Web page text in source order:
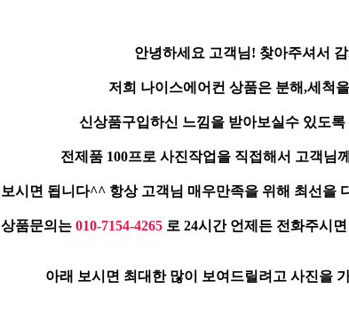
안녕하세요 고객님! 찾아주셔서
저희 나이스에어컨 상품은 분해,세척
신상품구입하신 느낌을 받아보실수 있도
전제품 100프로 사진작업을 직접해서 고객님
보시면 됩니다^^ 항상 고객님 매우만족을 위해 최선을
상품문의는 010-7154-4265로 24시간 언제든 전화주시
아래 보시면 최대한 많이 보여드릴려고 사진을